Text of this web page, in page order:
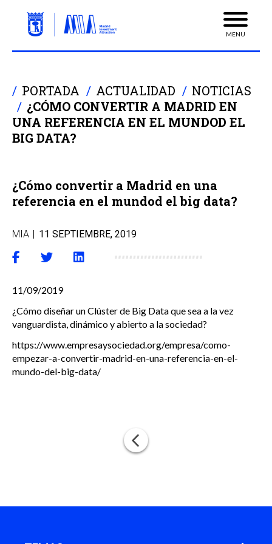
MENU
PORTADA ACTUALIDAD
NOTICIAS
¿CÓMO CONVERTIR A MADRID EN
UNA REFERENCIA EN EL MUNDOD EL
BIG DATA?
¿Cómo convertir a Madrid en una
referencia en el mundod el big data?
MIA | 11 SEPTIEMBRE, 2019
11/09/2019
¿Cómo diseñar un Clúster de Big Data que sea a la vez
vanguardista, dinámico y abierto a la sociedad?
https://www.empresaysociedad.org/empresa/como-
empezar-a-convertir-madrid-en-una-referencia-en-el-
mundo-del-big-data/